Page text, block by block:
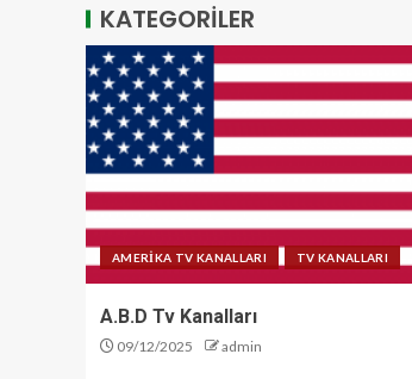
KATEGORİLER
AMERİKA TV KANALLARI TV KANALLARI
A.B.D Tv Kanalları
09/12/2025 admin